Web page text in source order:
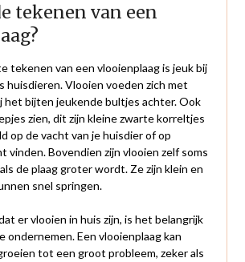
tekenen van een
tekenen van een vlooienplaag is jeuk bij
huisdieren. Vlooien voeden zich met
het bijten jeukende bultjes achter. Ook
zien, dit zijn kleine zwarte korreltjes
op de vacht van je huisdier of op
vinden. Bovendien zijn vlooien zelf soms
de plaag groter wordt. Ze zijn klein en
snel springen.
er vlooien in huis zijn, is het belangrijk
ondernemen. Een vlooienplaag kan
tot een groot probleem, zeker als